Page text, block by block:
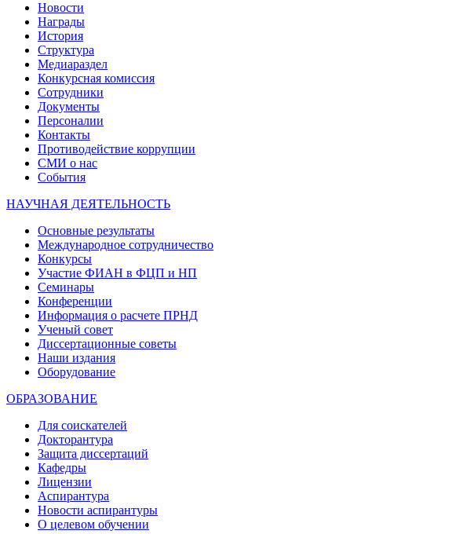
Новости
Награды
История
Структура
Медиараздел
Конкурсная комиссия
Сотрудники
Документы
Персоналии
Контакты
Противодействие коррупции
СМИ о нас
События
НАУЧНАЯ ДЕЯТЕЛЬНОСТЬ
Основные результаты
Международное сотрудничество
Конкурсы
Участие ФИАН в ФЦП и НП
Семинары
Конференции
Информация о расчете ПРНД
Ученый совет
Диссертационные советы
Наши издания
Оборудование
ОБРАЗОВАНИЕ
Для соискателей
Докторантура
Защита диссертаций
Кафедры
Лицензии
Аспирантура
Новости аспирантуры
О целевом обучении